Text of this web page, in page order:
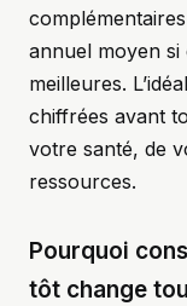
annuel moyen si
meilleures.
chiffrées avant
votre santé, de
ressources.
Pourquoi
tôt change